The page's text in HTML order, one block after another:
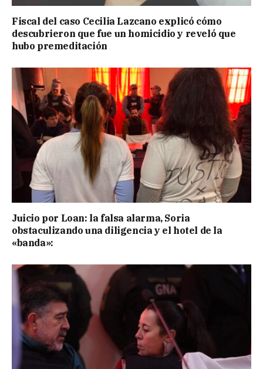
Fiscal del caso Cecilia Lazcano explicó cómo
descubrieron que fue un homicidio y reveló que
hubo premeditación
Juicio por Loan: la falsa alarma, Soria
obstaculizando una diligencia y el hotel de la
«banda»: